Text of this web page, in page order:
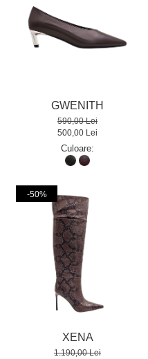
GWENITH
590,00 Lei
500,00 Lei
Culoare:
-50%
XENA
1.190,00 Lei